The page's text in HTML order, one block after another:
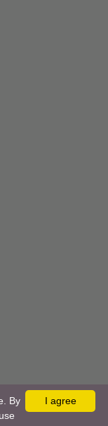
I agree
By